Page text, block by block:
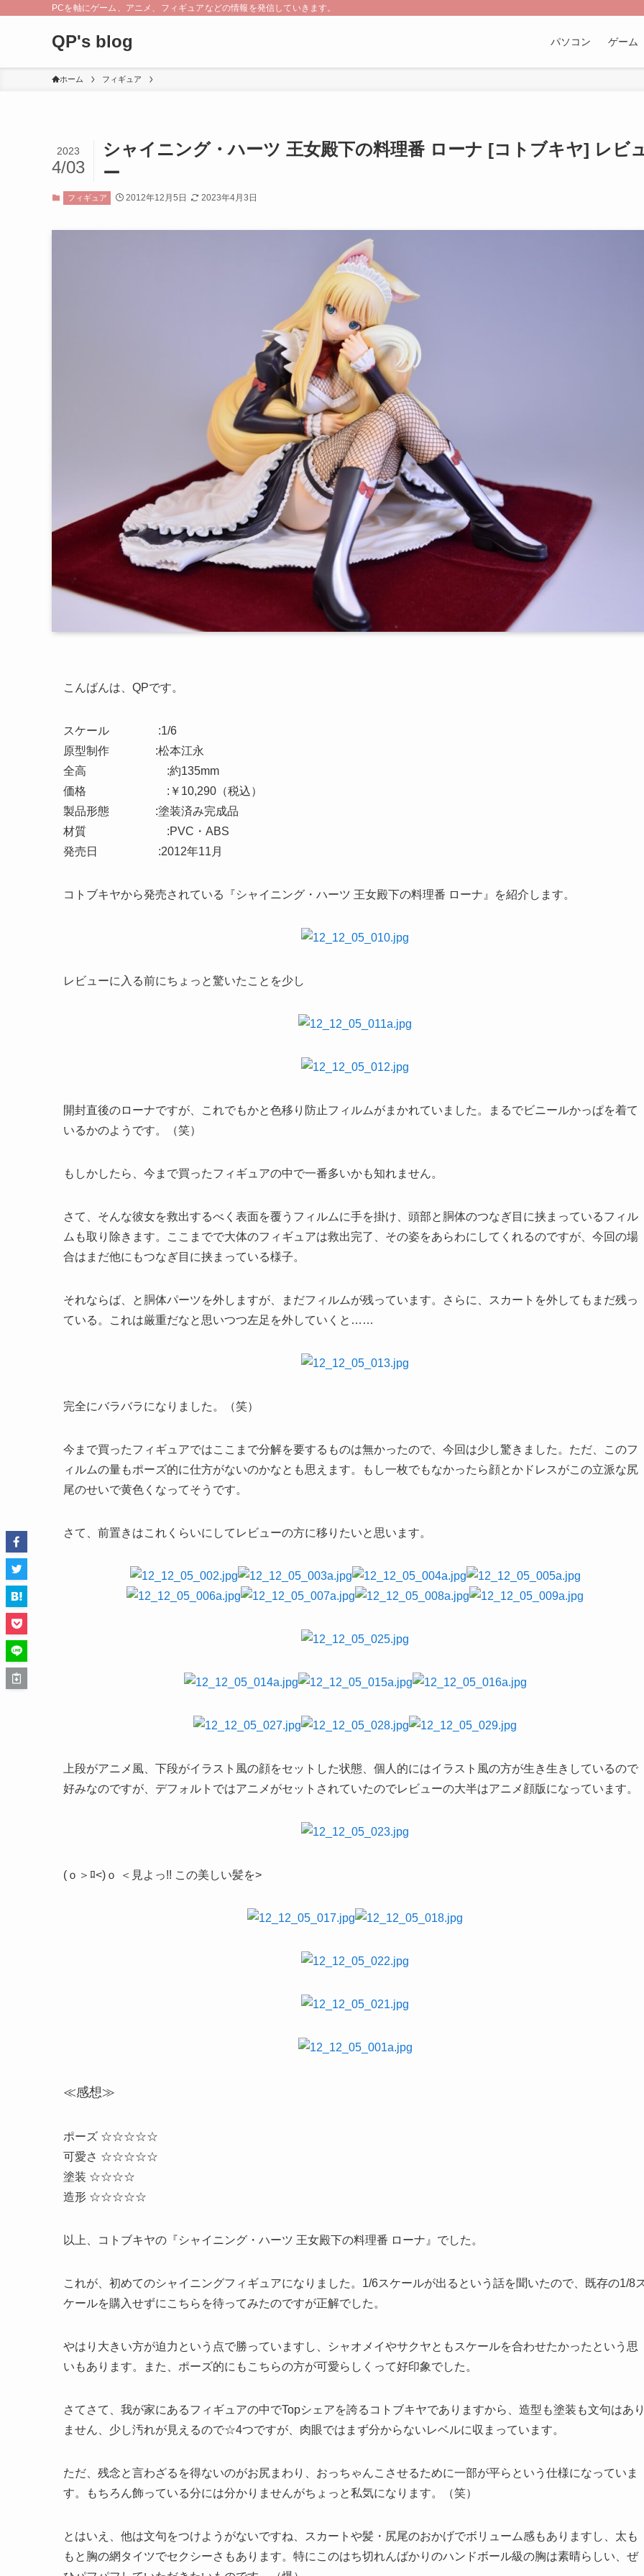
PCを軸にゲーム、アニメ、フィギュアなどの情報を発信していきます。
QP's blog パソコン ゲーム
ホーム フィギュア
シャイニング・ハーツ 王女殿下の料理番 ローナ [コトブキヤ] レビ
ー
2023
4/03
フィギュア 2012年12月5日 2023年4月3日
こんばんは、QPです。
スケール :1/6
原型制作 :松本江永
全高 :約135mm
価格 :￥10,290（税込）
製品形態 :塗装済み完成品
材質 :PVC・ABS
発売日 :2012年11月
コトブキヤから発売されている『シャイニング・ハーツ 王女殿下の料理番 ローナ』を紹介します。
レビューに入る前にちょっと驚いたことを少し
開封直後のローナですが、これでもかと色移り防止フィルムがまかれていました。まるでビニールかっぱを着て
いるかのようです。（笑）
もしかしたら、今まで買ったフィギュアの中で一番多いかも知れません。
さて、そんな彼女を救出するべく表面を覆うフィルムに手を掛け、頭部と胴体のつなぎ目に挟まっているフィル
ムも取り除きます。ここまでで大体のフィギュアは救出完了、その姿をあらわにしてくれるのですが、今回の場
合はまだ他にもつなぎ目に挟まっている様子。
それならば、と胴体パーツを外しますが、まだフィルムが残っています。さらに、スカートを外してもまだ残っ
ている。これは厳重だなと思いつつ左足を外していくと……
完全にバラバラになりました。（笑）
今まで買ったフィギュアではここまで分解を要するものは無かったので、今回は少し驚きました。ただ、このフ
ィルムの量もポーズ的に仕方がないのかなとも思えます。もし一枚でもなかったら顔とかドレスがこの立派な尻
尾のせいで黄色くなってそうです。
さて、前置きはこれくらいにしてレビューの方に移りたいと思います。
上段がアニメ風、下段がイラスト風の顔をセットした状態、個人的にはイラスト風の方が生き生きしているので
好みなのですが、デフォルトではアニメがセットされていたのでレビューの大半はアニメ顔版になっています。
(ｏ＞ﾛ<)ｏ ＜見よっ!! この美しい髪を>
≪感想≫
ポーズ ☆☆☆☆☆
可愛さ ☆☆☆☆☆
塗装 ☆☆☆☆
造形 ☆☆☆☆☆
以上、コトブキヤの『シャイニング・ハーツ 王女殿下の料理番 ローナ』でした。
これが、初めてのシャイニングフィギュアになりました。1/6スケールが出るという話を聞いたので、既存の1/8
ケールを購入せずにこちらを待ってみたのですが正解でした。
やはり大きい方が迫力という点で勝っていますし、シャオメイやサクヤともスケールを合わせたかったという思
いもあります。また、ポーズ的にもこちらの方が可愛らしくって好印象でした。
さてさて、我が家にあるフィギュアの中でTopシェアを誇るコトブキヤでありますから、造型も塗装も文句はあ
ません、少し汚れが見えるので☆4つですが、肉眼ではまず分からないレベルに収まっています。
ただ、残念と言わざるを得ないのがお尻まわり、おっちゃんこさせるために一部が平らという仕様になっていま
す。もちろん飾っている分には分かりませんがちょっと私気になります。（笑）
とはいえ、他は文句をつけようがないですね、スカートや髪・尻尾のおかげでボリューム感もありますし、太も
もと胸の網タイツでセクシーさもあります。特にこのはち切れんばかりのハンドボール級の胸は素晴らしい、ぜ